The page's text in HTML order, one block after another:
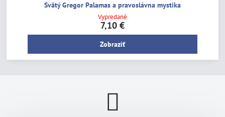
Svätý Gregor Palamas a pravoslávna mystika
Vypredané
7,10 €
Zobraziť